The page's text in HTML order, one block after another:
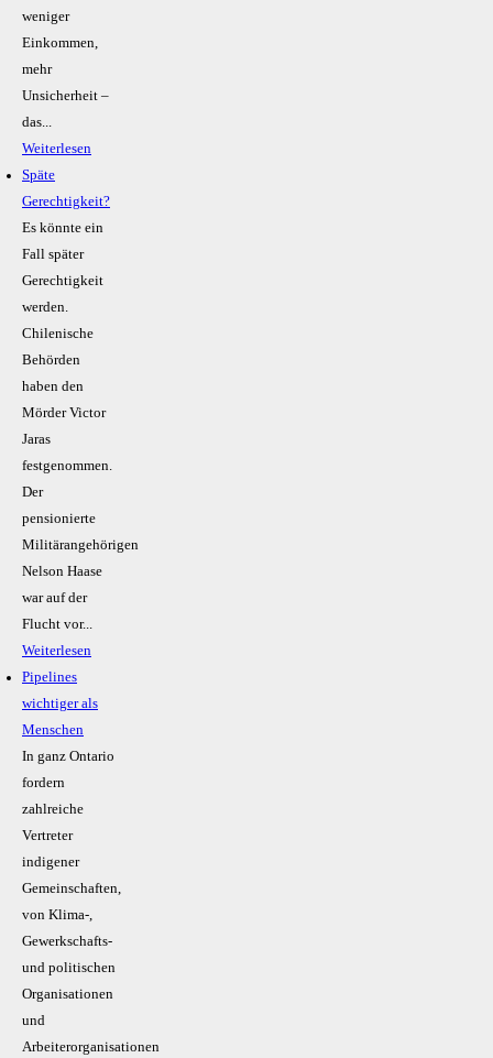
weniger
Einkommen,
mehr
Unsicherheit –
das...
Weiterlesen
Späte
Gerechtigkeit?
Es könnte ein
Fall später
Gerechtigkeit
werden.
Chilenische
Behörden
haben den
Mörder Victor
Jaras
festgenommen.
Der
pensionierte
Militärangehörigen
Nelson Haase
war auf der
Flucht vor...
Weiterlesen
Pipelines
wichtiger als
Menschen
In ganz Ontario
fordern
zahlreiche
Vertreter
indigener
Gemeinschaften,
von Klima-,
Gewerkschafts-
und politischen
Organisationen
und
Arbeiterorganisationen